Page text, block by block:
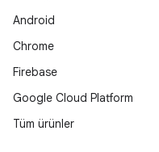
Android
Chrome
Firebase
Google Cloud Platform
Tüm ürünler